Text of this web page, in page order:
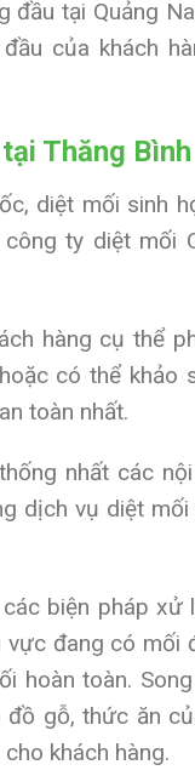
đầu tại Quảng
của khách
Thăng Bình
diệt mối sinh
ty diệt mối
hàng cụ thể
có thể khảo
toàn nhất.
nhất các
dịch vụ diệt mối
biện pháp xử
đang có mối
hoàn toàn.
gỗ, thức ăn
khách hàng.